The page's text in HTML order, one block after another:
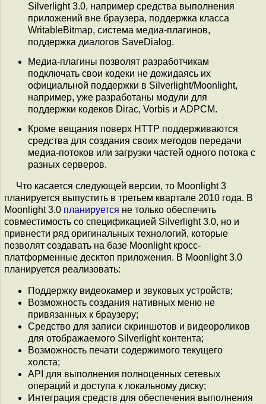
Silverlight 3.0, например средства выполнения
приложений вне браузера, поддержка класса
WritableBitmap, система медиа-плагинов,
поддержка диалогов SaveDialog.
Медиа-плагины позволят разработчикам
подключать свои кодеки не дожидаясь их
официальной поддержки в Silverlight/Moonlight,
например, уже разработаны модули для
поддержки кодеков Dirac, Vorbis и ADPCM.
Кроме вещания поверх HTTP поддерживаются
средства для создания своих методов передачи
медиа-потоков или загрузки частей одного потока с
разных серверов.
Что касается следующей версии, то Moonlight 3
планируется выпустить в третьем квартале 2010 года. В
Moonlight 3.0 планируется не только обеспечить
совместимость со спецификацией Silverlight 3.0, но и
привнести ряд оригинальных технологий, которые
позволят создавать на базе Moonlight кросс-
платформенные десктоп приложения. В Moonlight 3.0
планируется реализовать:
Поддержку видеокамер и звуковых устройств;
Возможность создания нативных меню не
привязанных к браузеру;
Средство для записи скриншотов и видеороликов
для отображаемого Silverlight контента;
Возможность печати содержимого текущего
холста;
API для выполнения полноценных сетевых
операций и доступа к локальному диску;
Интеграция средств для обеспечения выполнения